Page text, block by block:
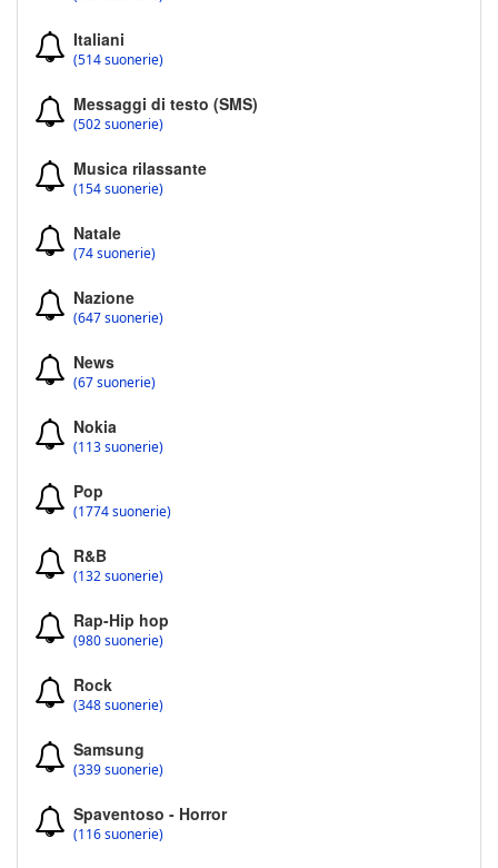
Italiani
(514 suonerie)
Messaggi di testo (SMS)
(502 suonerie)
Musica rilassante
(154 suonerie)
Natale
(74 suonerie)
Nazione
(647 suonerie)
News
(67 suonerie)
Nokia
(113 suonerie)
Pop
(1774 suonerie)
R&B
(132 suonerie)
Rap-Hip hop
(980 suonerie)
Rock
(348 suonerie)
Samsung
(339 suonerie)
Spaventoso - Horror
(116 suonerie)